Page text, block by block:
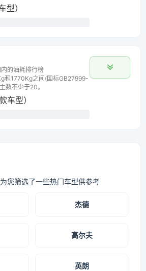
型）
的油耗排行榜
和1770Kg之间(国标GB27999-
数不少于20。
车型）
您筛选了一些热门车型供参考
杰德
高尔夫
英朗